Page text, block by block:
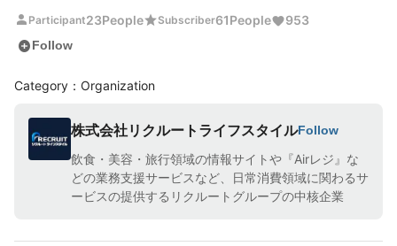
person Participant23PeoplestarSubscriber61People 953
add_circleFollow
Category：Organization
株式会社リクルートライフスタイルFollow
飲食・美容・旅行領域の情報サイトや『Airレジ』な
どの業務支援サービスなど、日常消費領域に関わるサ
ービスの提供するリクルートグループの中核企業